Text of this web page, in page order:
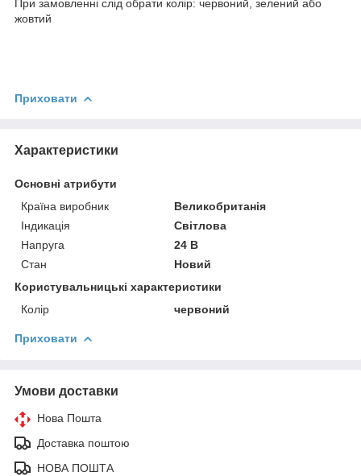
При замовленні слід обрати колір: червоний, зелений або
жовтий
Приховати
Характеристики
Основні атрибути
Країна виробник
Великобританія
Індикація
Світлова
Напруга
24 В
Стан
Новий
Користувальницькі характеристики
Колір
червоний
Приховати
Умови доставки
Нова Пошта
Доставка поштою
НОВА ПОШТА